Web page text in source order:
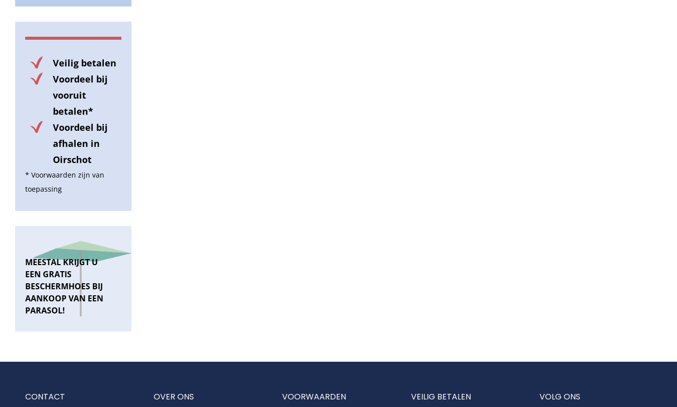
Veilig betalen
Voordeel bij
vooruit
betalen*
Voordeel bij
afhalen in
Oirschot
* Voorwaarden zijn van
toepassing
MEESTAL KRIJGT U
EEN GRATIS
BESCHERMHOES BIJ
AANKOOP VAN EEN
PARASOL!
CONTACT OVER ONS VOORWAARDEN VEILIG BETALEN VOLG ONS